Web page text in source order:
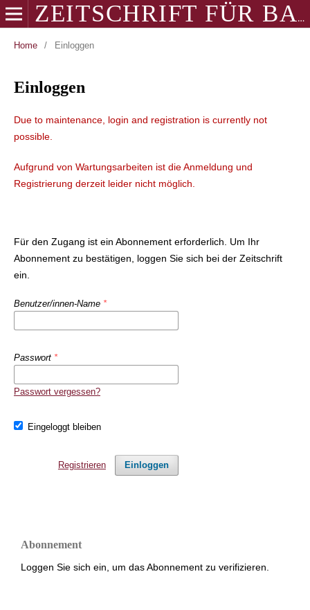
ZEITSCHRIFT FÜR BALKANOLOGIE
Home / Einloggen
Einloggen
Due to maintenance, login and registration is currently not
possible.
Aufgrund von Wartungsarbeiten ist die Anmeldung und
Registrierung derzeit leider nicht möglich.
Für den Zugang ist ein Abonnement erforderlich. Um Ihr
Abonnement zu bestätigen, loggen Sie sich bei der Zeitschrift
ein.
Benutzer/innen-Name *
Passwort *
Passwort vergessen?
Eingeloggt bleiben
Einloggen
Registrieren
Abonnement
Loggen Sie sich ein, um das Abonnement zu verifizieren.